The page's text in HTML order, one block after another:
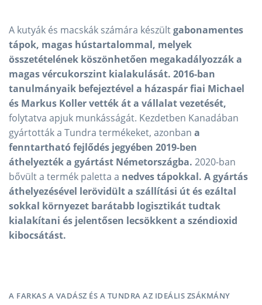
A kutyák és macskák számára készültgabonamentes
tápok, magas hústartalommal, melyek
összetételének köszönhetően megakadályozzák a
magas vércukorszint kialakulását. 2016-ban
tanulmányaik befejeztével a házaspár fiai Michael
és Markus Koller vették át a vállalat vezetését,
folytatva apjuk munkásságát. Kezdetben Kanadában
gyártották a Tundra termékeket, azonban a
fenntartható fejlődés jegyében 2019-ben
áthelyezték a gyártást Németországba. 2020-ban
bővült a termék paletta a nedves tápokkal. A gyártás
áthelyezésével lerövidült a szállítási út és ezáltal
sokkal környezet barátabb logisztikát tudtak
kialakítani és jelentősen lecsökkent a széndioxid
kibocsátást.
A FARKAS A VADÁSZ ÉS A TUNDRA AZ IDEÁLIS ZSÁKMÁNY